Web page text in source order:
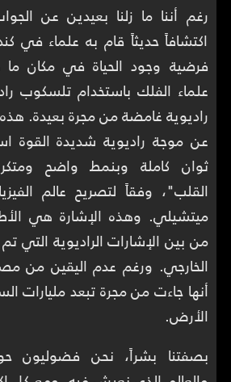
رغم أننا ما زلنا بعيدين عن
اكتشافاً حديثاً قام به علماء في
فرضية وجود الحياة في مكان
علماء الفلك باستخدام تلسكوب
راديوية غامضة من مجرة بعيدة. هذه
عن موجة راديوية شديدة القوة
ثوان كاملة وبنمط واضح
القلب"، وفقاً لتصريح عالم
ميتشيلي. وهذه الإشارة هي
من بين الإشارات الراديوية التي
الخارجي. ورغم عدم اليقين من
أنها جاءت من مجرة تبعد مليارات
الأرض.
بصفتنا بشراً، نحن فضوليون